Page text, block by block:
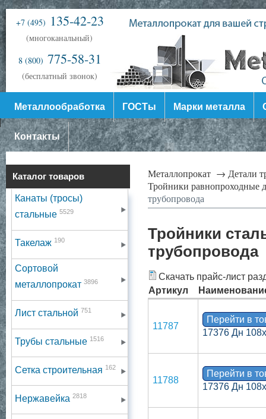
+7 (495) 135-42-23
(многоканальный)
8 (800) 775-58-31
(бесплатный звонок)
Металлообработка ГОСТы Марки металла
Контакты
Каталог товаров
Канаты (тросы)
стальные 5529
Такелаж 190
Сортовой
металлопрокат 3896
Лист стальной 751
Трубы стальные 1516
Сетка строительная 162
Нержавейка 2818
Металлопрокат → Детали
Тройники равнопроходные
трубопровода
Тройники
трубопровода
Скачать прайс-лист
Артикул
11787
Перейти в
17376 Дн
11788
Перейти в
17376 Дн